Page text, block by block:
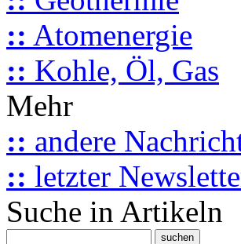
:: Atomenergie
:: Kohle, Öl, Gas
Mehr
:: andere
:: letzter
Suche in Artikeln